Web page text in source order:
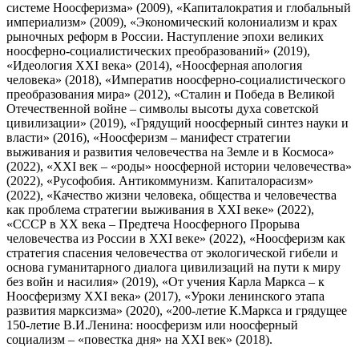
системе Ноосферизма» (2009), «Капиталократия и глобальный
империализм» (2009), «Экономический колониализм и крах
рыночных реформ в России. Наступление эпохи великих
ноосферно-социалистических преобразований» (2019),
«Идеология XXI века» (2014), «Ноосферная апология
человека» (2018), «Императив ноосферно-социалистического
преобразования мира» (2012), «Сталин и Победа в Великой
Отечественной войне – символы высоты духа советской
цивилизации» (2019), «Грядущий ноосферный синтез науки и
власти» (2016), «Ноосферизм – манифест стратегии
выживания и развития человечества на Земле и в Космоса»
(2022), «XXI век – «роды» ноосферной истории человечества»
(2022), «Русофобия. Антикоммунизм. Капиталорасизм»
(2022), «Качество жизни человека, общества и человечества
как проблема стратегии выживания в XXI веке» (2022),
«СССР в ХХ века – Предтеча Ноосферного Прорыва
человечества из России в XXI веке» (2022), «Ноосферизм как
стратегия спасения человечества от экологической гибели и
основа гуманитарного диалога цивилизаций на пути к миру
без войн и насилия» (2019), «От учения Карла Маркса – к
Ноосферизму XXI века» (2017), «Уроки ленинского этапа
развития марксизма» (2020), «200-летие К.Маркса и грядущее
150-летие В.И.Ленина: ноосферизм или ноосферный
социализм – «повестка дня» на XXI век» (2018).